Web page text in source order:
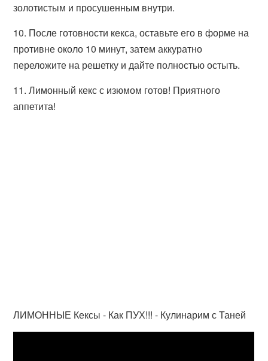
золотистым и просушенным внутри.
10. После готовности кекса, оставьте его в форме на
противне около 10 минут, затем аккуратно
переложите на решетку и дайте полностью остыть.
11. Лимонный кекс с изюмом готов! Приятного
аппетита!
ЛИМОННЫЕ Кексы - Как ПУХ!!! - Кулинарим с Таней